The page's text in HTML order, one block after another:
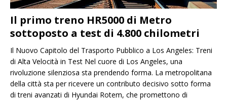
Il primo treno HR5000 di Metro
sottoposto a test di 4.800 chilometri
Il Nuovo Capitolo del Trasporto Pubblico a Los Angeles: Treni
di Alta Velocità in Test Nel cuore di Los Angeles, una
rivoluzione silenziosa sta prendendo forma. La metropolitana
della città sta per ricevere un contributo decisivo sotto forma
di treni avanzati di Hyundai Rotem, che promettono di